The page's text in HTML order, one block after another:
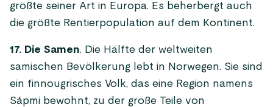
größte seiner Art in Europa. Es beherbergt auch
die größte Rentierpopulation auf dem Kontinent.
17. Die Samen. Die Hälfte der weltweiten
samischen Bevölkerung lebt in Norwegen. Sie sind
ein finnougrisches Volk, das eine Region namens
Sápmi bewohnt, zu der große Teile von